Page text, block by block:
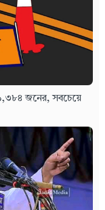
জনের, সবচেয়ে